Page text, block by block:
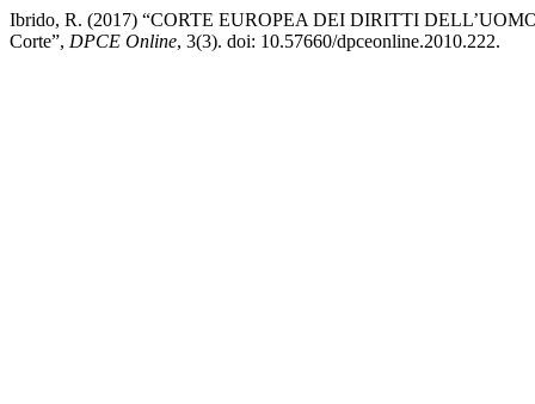
Ibrido, R. (2017) “CORTE EUROPEA DEI DIRITTI
Corte”, DPCE Online, 3(3). doi: 10.57660/dpceonline.2010.222.